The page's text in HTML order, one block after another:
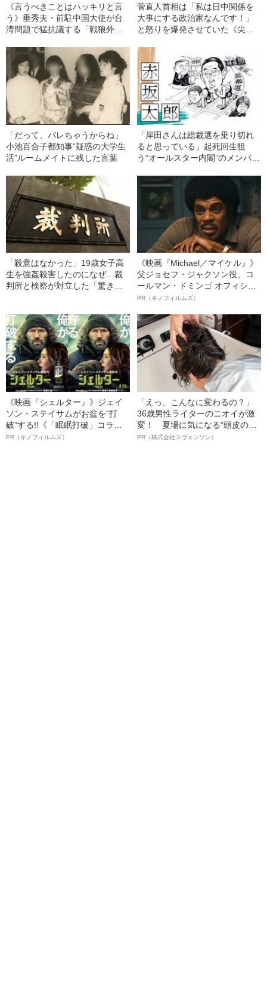
《言うべきことはハッキリと言
う》垂秀夫・前駐中国大使が台
湾問題で猛抗議する「戦狼外交
は？
菅直人首相は「私は日中関係を
大事にする政治家なんです！」
と怒りを爆発させていた《尖閣
「だって、バレちゃうからね」
小池百合子都知事“疑惑の大学生
活”ルームメイトに残した言葉
「岸田さんは総裁選を乗り切れ
ると思っている」起死回生狙
う“オールスター内閣”のメンバー
「殺意はなかった」19歳女子高
生を強姦殺害したのになぜ…裁
判所と検察が対立した「驚きの
《映画『Michael／マイケル』》
父ジョセフ・ジャクソン役、コ
ールマン・ドミンゴ オフィシャ
ルインタビュー“観客を魅了した
語る”《日本興収70億円突破》
PR（キノフィルムズ）
《映画『シェルター』》ジェイ
ソン・ステイサムがお盆を“打
破”する!!《「眠眠打破」コラ
ボ》
PR（キノフィルムズ）
「えっ、こんなに変わるの？」
36歳男性ライターのニオイが激
変！ 夏場に気になる“頭皮のニ
オイ”や“ベタつき”を解消す
PR（株式会社スヴェンソン）